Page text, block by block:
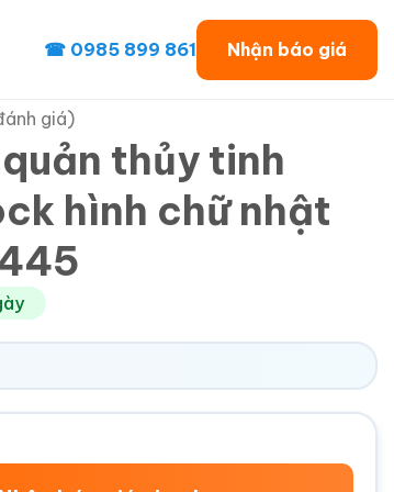
☎ 0985 899 861 Nhận báo giá
giá)
thủy tinh
hình chữ nhật